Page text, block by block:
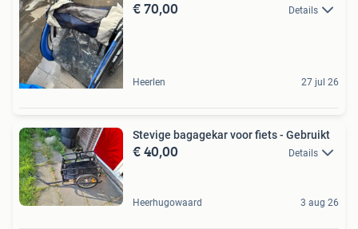
€ 70,00 Details
Heerlen 27 jul 26
Stevige bagagekar voor fiets - Gebruikt
€ 40,00 Details
Heerhugowaard 3 aug 26